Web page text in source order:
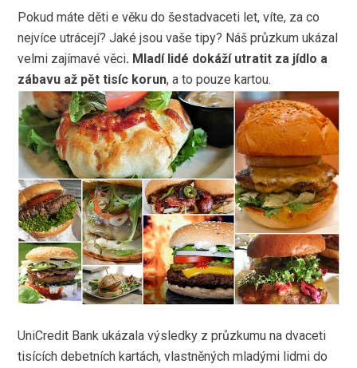
Pokud máte děti e věku do šestadvaceti let, víte, za co
nejvíce utrácejí? Jaké jsou vaše tipy? Náš průzkum ukázal
velmi zajímavé věci. Mladí lidé dokáží utratit za jídlo a
zábavu až pět tisíc korun, a to pouze kartou.
UniCredit Bank ukázala výsledky z průzkumu na dvaceti
tisících debetních kartách, vlastněných mladými lidmi do